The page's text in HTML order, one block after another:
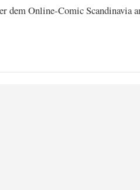
dem Online-Comic Scandinavia